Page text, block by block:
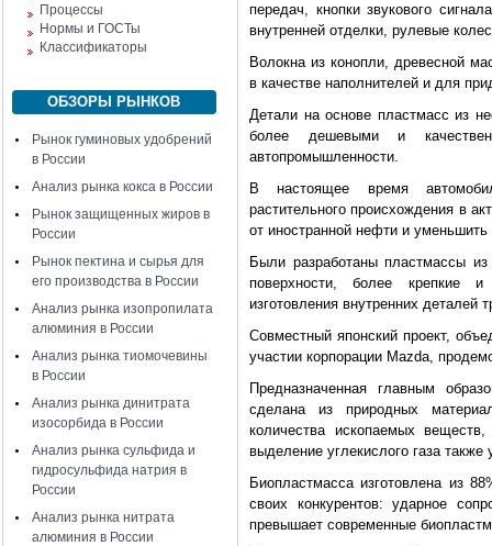
Процессы
Нормы и ГОСТы
Классификаторы
ОБЗОРЫ РЫНКОВ
Рынок гуминовых удобрений
в России
Анализ рынка кокса в России
Рынок защищенных жиров в
России
Рынок пектина и сырья для
его производства в России
Анализ рынка изопропилата
алюминия в России
Анализ рынка тиомочевины
в России
Анализ рынка динитрата
изосорбида в России
Анализ рынка сульфида и
гидросульфида натрия в
России
Анализ рынка нитрата
алюминия в России
передач, кнопки звукового
внутренней отделки, рулевые
Волокна из конопли, древесной
в качестве наполнителей и для
Детали на основе пластмасс из
более дешевыми и
автопромышленности.
В настоящее время
растительного происхождения в
от иностранной нефти и
Были разработаны пластмассы
поверхности, более крепкие
изготовления внутренних деталей
Совместный японский проект,
участии корпорации Mazda,
Предназначенная главным
сделана из природных
количества ископаемых
выделение углекислого газа также
Биопластмасса изготовлена из
своих конкурентов: ударное
превышает современные